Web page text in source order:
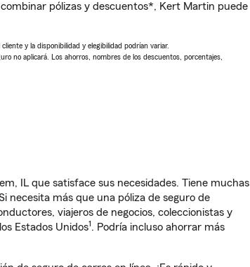
pólizas y descuentos*, Kert Martin puede
y la disponibilidad y elegibilidad podrían variar.
no aplicará. Los ahorros, nombres de los descuentos, porcentajes,
IL que satisface sus necesidades. Tiene muchas
necesita más que una póliza de seguro de
viajeros de negocios, coleccionistas y
Estados Unidos1. Podría incluso ahorrar más